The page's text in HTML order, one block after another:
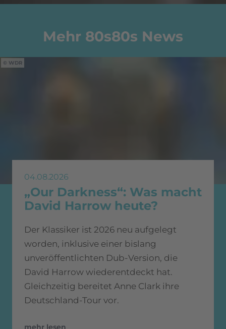
Mehr 80s80s News
WDR
04.08.2026
„Our Darkness“: Was macht
David Harrow heute?
Der Klassiker ist 2026 neu aufgelegt
worden, inklusive einer bislang
unveröffentlichten Dub-Version, die
David Harrow wiederentdeckt hat.
Gleichzeitig bereitet Anne Clark ihre
Deutschland-Tour vor.
mehr lesen